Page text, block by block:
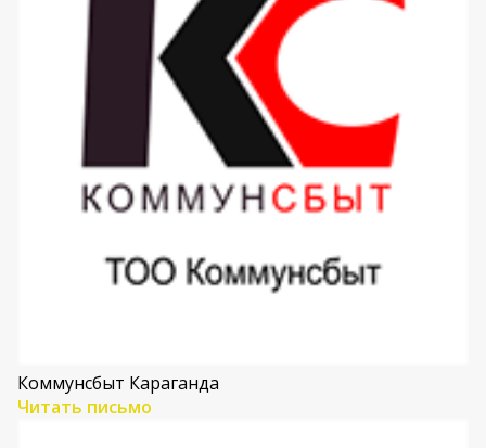
Коммунсбыт Караганда
Читать письмо